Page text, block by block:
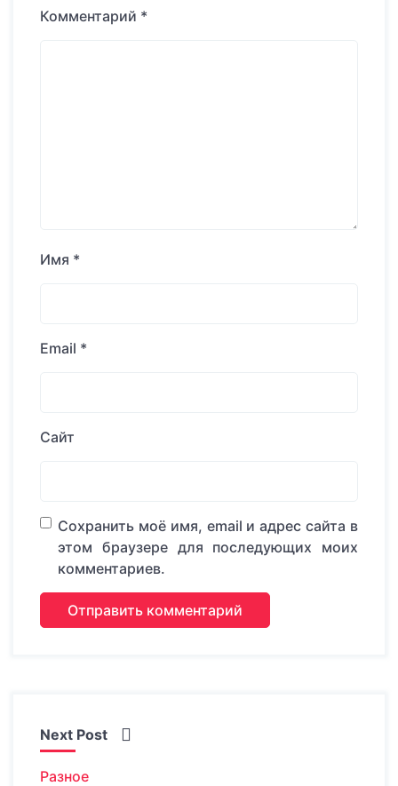
Комментарий *
Имя *
Email *
Сайт
Сохранить моё имя, email и адрес сайта в
этом браузере для последующих моих
комментариев.
Next Post
Разное